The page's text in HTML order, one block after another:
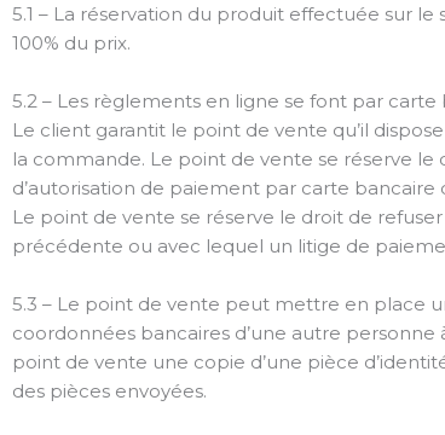
5.1 – La réservation du produit effectuée sur
100% du prix.
5.2 – Les règlements en ligne se font par carte
Le client garantit le point de vente qu’il
la commande. Le point de vente se réserve
d’autorisation de paiement par carte
Le point de vente se réserve le droit de
précédente ou avec lequel un litige de
5.3 – Le point de vente peut mettre en place
coordonnées bancaires d’une autre
point de vente une copie d’une pièce
des pièces envoyées.